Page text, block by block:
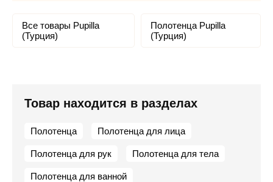
Все товары Pupilla
(Турция)
Полотенца Pupilla
(Турция)
Товар находится в разделах
Полотенца Полотенца для лица
Полотенца для рук Полотенца для тела
Полотенца для ванной